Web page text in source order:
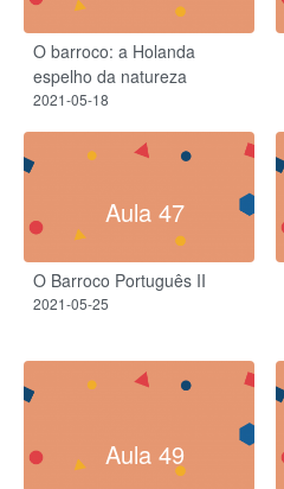
O barroco: a Holanda
espelho da natureza
2021-05-18
Aula 47
O Barroco Português II
2021-05-25
Aula 49